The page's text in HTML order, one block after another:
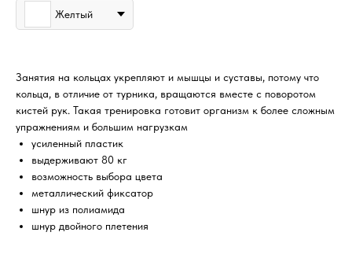
Желтый
Занятия на кольцах укрепляют и мышцы и суставы, потому что
кольца, в отличие от турника, вращаются вместе с поворотом
кистей рук. Такая тренировка готовит организм к более сложным
упражнениям и большим нагрузкам
усиленный пластик
выдерживают 80 кг
возможность выбора цвета
металлический фиксатор
шнур из полиамида
шнур двойного плетения